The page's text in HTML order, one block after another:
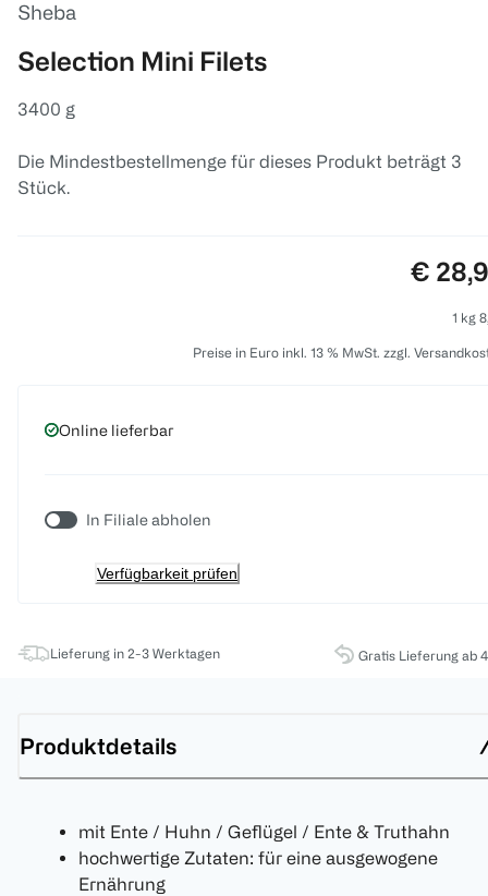
Sheba
Selection Mini Filets
3400 g
Die Mindestbestellmenge für dieses Produkt beträgt 3
Stück.
Preis:
€
1 kg
Preise in Euro inkl. 13 % MwSt. zzgl.
Online lieferbar
In Filiale abholen
Verfügbarkeit prüfen
Lieferung in 2-3 Werktagen Gratis Lieferung ab
Produktdetails
mit Ente / Huhn / Geflügel / Ente & Truthahn
hochwertige Zutaten: für eine ausgewogene
Ernährung